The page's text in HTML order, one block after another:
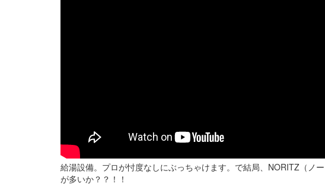
給湯設備。プロが忖度なしにぶっちゃけます。で結局、NORITZ（ノ
が多いか？？！！